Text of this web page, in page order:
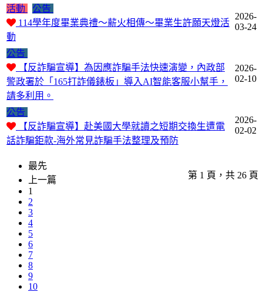
活動
公告
114學年度畢業典禮〜薪火相傳〜畢業生許願天燈活
動
2026-
03-24
公告
【反詐騙宣導】為因應詐騙手法快速演變，內政部
警政署於「165打詐儀錶板」導入AI智能客服小幫手，
請多利用。
2026-
02-10
公告
【反詐騙宣導】赴美國大學就讀之短期交換生遭電
話詐騙鉅款-海外常見詐騙手法整理及預防
2026-
02-02
第 1 頁，共 26 頁
最先
上一篇
1
2
3
4
5
6
7
8
9
10